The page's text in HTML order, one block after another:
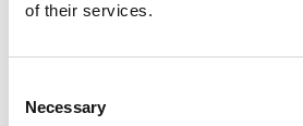
of their services.
Selection
Necessary